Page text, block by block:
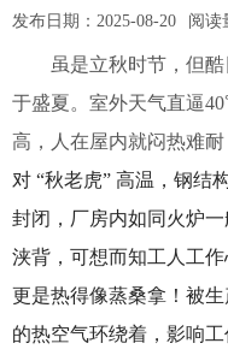
发布日期： 2025-08-20 阅读
虽是立秋时节，但酷
于盛夏。室外天气直逼
高，人在屋内就闷热难
对 “秋老虎” 高温，钢结
封闭，厂房内如同火炉
浃背，可想而知工人工
更是热得像蒸桑拿！被
的热空气环绕着，影响